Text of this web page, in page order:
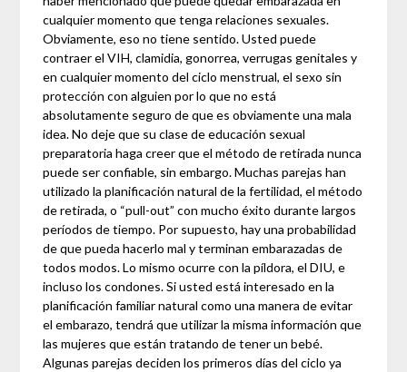
cualquier momento que tenga relaciones sexuales.
Obviamente, eso no tiene sentido. Usted puede
contraer el VIH, clamidia, gonorrea, verrugas genitales y
en cualquier momento del ciclo menstrual, el sexo sin
protección con alguien por lo que no está
absolutamente seguro de que es obviamente una mala
idea. No deje que su clase de educación sexual
preparatoria haga creer que el método de retirada nunca
puede ser confiable, sin embargo. Muchas parejas han
utilizado la planificación natural de la fertilidad, el método
de retirada, o “pull-out” con mucho éxito durante largos
períodos de tiempo. Por supuesto, hay una probabilidad
de que pueda hacerlo mal y terminan embarazadas de
todos modos. Lo mismo ocurre con la píldora, el DIU, e
incluso los condones. Si usted está interesado en la
planificación familiar natural como una manera de evitar
el embarazo, tendrá que utilizar la misma información que
las mujeres que están tratando de tener un bebé.
Algunas parejas deciden los primeros días del ciclo ya